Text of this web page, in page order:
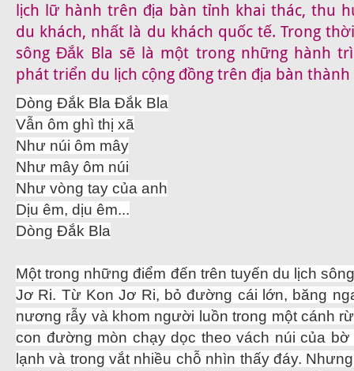
lịch lữ hành trên địa bàn tỉnh khai thác, thu
du khách, nhất là du khách quốc tế. Trong
sông Đắk Bla sẽ là một trong những hành
phát triển du lịch cộng đồng trên địa bàn thành
Dòng Đắk Bla Đắk Bla
Vẫn ôm ghì thị xã
Như núi ôm mây
Như mây ôm núi
Như vòng tay của anh
Dịu êm, dịu êm...
Dòng Đắk Bla
Một trong những điểm đến trên tuyến du lịch
Jơ Ri. Từ Kon Jơ Ri, bỏ đường cái lớn, băng
nương rẫy và khom người luồn trong một cánh
con đường mòn chạy dọc theo vách núi của
lạnh và trong vắt nhiều chỗ nhìn thấy đáy.